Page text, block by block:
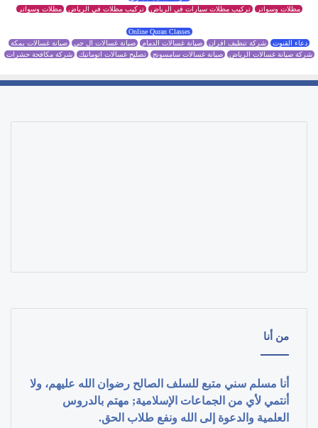
مظلات وسواتر تركيب مظلات سيارات في الرياض تركيب مظلات في الرياض مظلات وسواتر
Online Quran Classes
دعاء القنوت شركة تنظيف افران صيانة غسالات الدمام صيانة غسالات ال جي صيانة غسالات بمكة
شركة صيانة غسالات الرياض صيانة غسالات سامسونج تصليح غسالات اتوماتيك شركة مكافحة حشرات
من أنا
أنا مسلم سني متبع للسلف الصالح رضوان الله عليهم، ولا
أنتمي لأي من الجماعات الإسلامية; مهتم بالدروس
العلمية والدعوة إلى الله ونفع طلاب الحق.